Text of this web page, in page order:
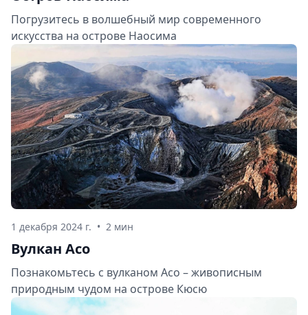
Погрузитесь в волшебный мир современного
искусства на острове Наосима
1 декабря 2024 г. • 2 мин
Вулкан Асо
Познакомьтесь с вулканом Асо – живописным
природным чудом на острове Кюсю